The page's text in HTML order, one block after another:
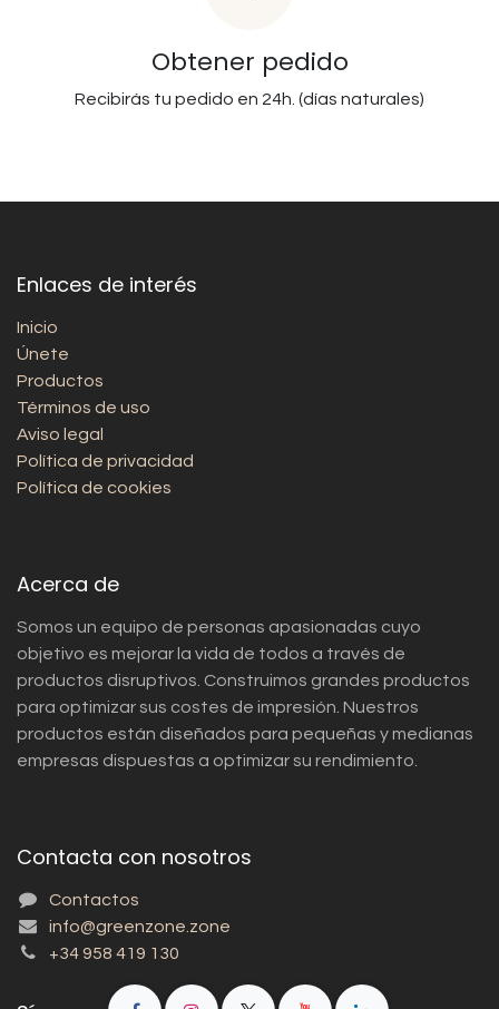
Obtener pedido
Recibirás tu pedido en 24h. (días naturales)
Enlaces de interés
Inicio
Únete
Productos
Términos de uso
Aviso legal
Política de privacidad
Política de cookies
Acerca de
Somos un equipo de personas apasionadas cuyo
objetivo es mejorar la vida de todos a través de
productos disruptivos. Construimos grandes productos
para optimizar sus costes de impresión. Nuestros
productos están diseñados para pequeñas y medianas
empresas dispuestas a optimizar su rendimiento.
Contacta con nosotros
Contactos
info@greenzone.zone
+34 958 419 130